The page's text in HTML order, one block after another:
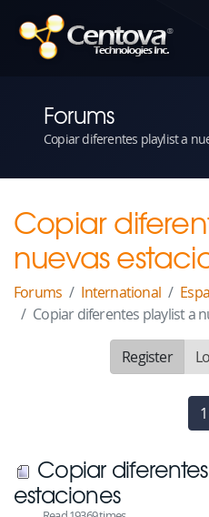
Forums
Copiar diferentes playlist a
Copiar
nuevas
Forums International
Copiar diferentes playlist a
Register
1
Copiar
estaciones